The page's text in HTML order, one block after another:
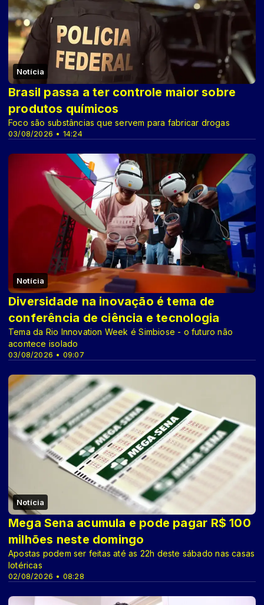
Notícia
03/08/2026 • 14:24
Brasil passa a ter controle maior sobre
produtos químicos
Foco são substâncias que servem para fabricar drogas
Notícia
03/08/2026 • 09:07
Diversidade na inovação é tema de
conferência de ciência e tecnologia
Tema da Rio Innovation Week é Simbiose - o futuro não
acontece isolado
Notícia
02/08/2026 • 08:28
Mega Sena acumula e pode pagar R$ 100
milhões neste domingo
Apostas podem ser feitas até as 22h deste sábado nas casas
lotéricas